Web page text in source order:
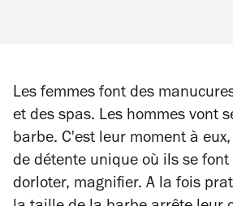
Les femmes font des
et des spas. Les hommes vont
barbe. C'est leur moment à
de détente unique où ils se font
dorloter, magnifier. A la fois